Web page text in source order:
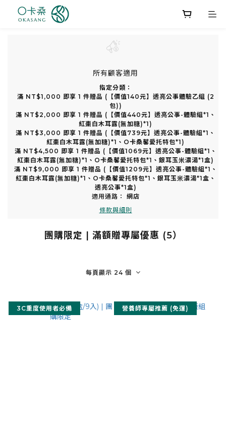
所有顧客適用
指定分類：
滿 NT$1,000 即享 1 件贈品 (【價值140元】透亮公事體驗乙組 (2
包))
滿 NT$2,000 即享 1 件贈品 (【價值440元】透亮公事-體驗組*1、
紅棗白木耳露(無加糖)*1)
滿 NT$3,000 即享 1 件贈品 (【價值739元】透亮公事-體驗組*1、
紅棗白木耳露(無加糖)*1、O卡桑馨愛托特包*1)
滿 NT$4,500 即享 1 件贈品 (【價值1069元】透亮公事-體驗組*1、
紅棗白木耳露(無加糖)*1、O卡桑馨愛托特包*1、銀耳玉米濃湯*1盒)
滿 NT$9,000 即享 1 件贈品 (【價值1209元】透亮公事-體驗組*1、
紅棗白木耳露(無加糖)*1、O卡桑馨愛托特包*1、銀耳玉米濃湯*1盒、
透亮公事*1盒)
適用通路： 網店
條款與細則
團購限定 | 滿額贈專屬優惠 (5）
每頁顯示 24 個
3C重度使用者必備 營養師專屬推薦 (免運)